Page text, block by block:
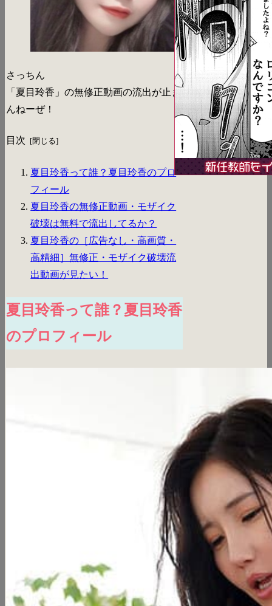
さっちん
「夏目玲香」の無修正動画の流出が止ま
んねーぜ！
目次
夏目玲香って誰？夏目玲香のプロ
フィール
夏目玲香の無修正動画・モザイク
破壊は無料で流出してるか？
夏目玲香の［広告なし・高画質・
高精細］無修正・モザイク破壊流
出動画が見たい！
夏目玲香って誰？夏目玲香
のプロフィール